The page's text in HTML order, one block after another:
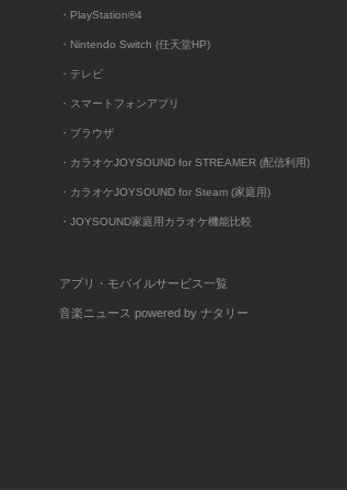
・PlayStation®4
・Nintendo Switch (任天堂HP)
・テレビ
・スマートフォンアプリ
・ブラウザ
・カラオケJOYSOUND for STREAMER (配信利用)
・カラオケJOYSOUND for Steam (家庭用)
・JOYSOUND家庭用カラオケ機能比較
アプリ・モバイルサービス一覧
音楽ニュース powered by ナタリー